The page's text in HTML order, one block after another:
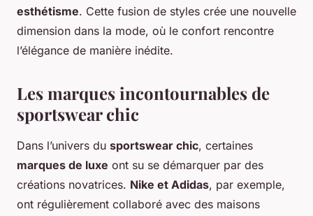
esthétisme. Cette fusion de styles crée une nouvelle
dimension dans la mode, où le confort rencontre
l’élégance de manière inédite.
Les marques incontournables de
sportswear chic
Dans l’univers du sportswear chic, certaines
marques de luxe ont su se démarquer par des
créations novatrices. Nike et Adidas, par exemple,
ont régulièrement collaboré avec des maisons